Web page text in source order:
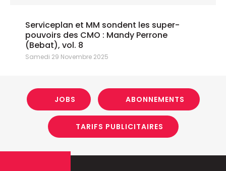
Serviceplan et MM sondent les super-
pouvoirs des CMO : Mandy Perrone
(Bebat), vol. 8
Samedi 29 Novembre 2025
JOBS ABONNEMENTS
TARIFS PUBLICITAIRES